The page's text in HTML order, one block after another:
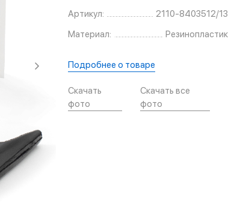
Артикул:
2110-8403512/13
Материал:
Резинопластик
Подробнее о товаре
Скачать
фото
Скачать все
фото